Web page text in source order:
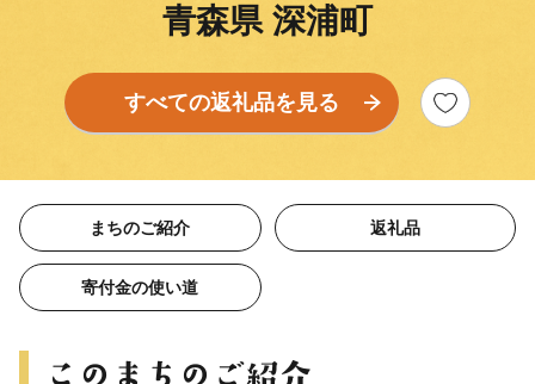
青森県 深浦町
すべての返礼品を見る
まちのご紹介 返礼品
寄付金の使い道